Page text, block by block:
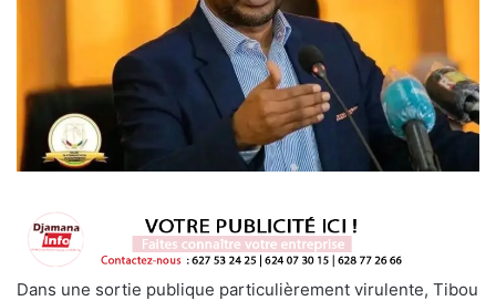
Dans une sortie publique particulièrement virulente, Tibou